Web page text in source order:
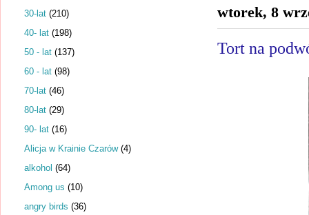
wtorek, 8
Tort na
30-lat (210)
40- lat (198)
50 - lat (137)
60 - lat (98)
70-lat (46)
80-lat (29)
90- lat (16)
Alicja w Krainie Czarów (4)
alkohol (64)
Among us (10)
angry birds (36)